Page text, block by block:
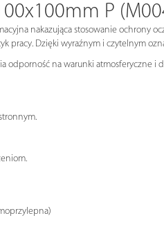
P
nakazująca stosowanie ochrony
pracy. Dzięki wyraźnym i czytelnym
odporność na warunki